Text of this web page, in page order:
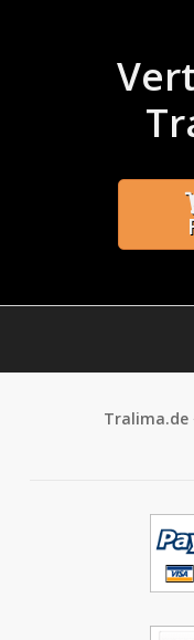
Tralima.de